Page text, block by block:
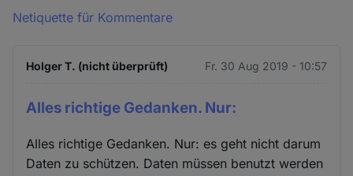
Netiquette für Kommentare
Holger T. (nicht überprüft) Fr. 30 Aug 2019 - 10:57
Alles richtige Gedanken. Nur:
Alles richtige Gedanken. Nur: es geht nicht darum
Daten zu schützen. Daten müssen benutzt werden